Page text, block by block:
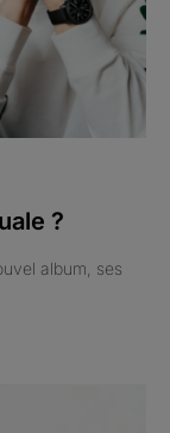
?
album, ses